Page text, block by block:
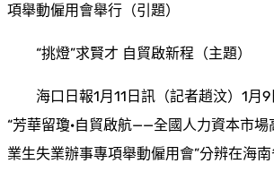
項舉動僱用會舉行（引題）
“挑燈”求賢才 自貿啟新程（主題）
海口日報1月11日訊（記者趙汶）1月9
“芳華留瓊·自貿啟航——全國人力資本市場
業生失業辦事專項舉動僱用會”分辨在海南